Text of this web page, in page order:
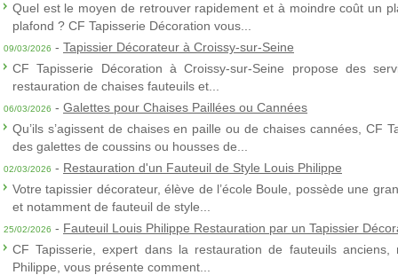
Quel est le moyen de retrouver rapidement et à moindre coût un
plafond ? CF Tapisserie Décoration vous...
09/03/2026 - Tapissier Décorateur à Croissy-sur-Seine
CF Tapisserie Décoration à Croissy-sur-Seine propose des
restauration de chaises fauteuils et...
06/03/2026 - Galettes pour Chaises Paillées ou Cannées
Qu’ils s’agissent de chaises en paille ou de chaises cannées, CF
des galettes de coussins ou housses de...
02/03/2026 - Restauration d'un Fauteuil de Style Louis Philippe
Votre tapissier décorateur, élève de l’école Boule, possède une
et notamment de fauteuil de style...
25/02/2026 - Fauteuil Louis Philippe Restauration par un Tapissier
CF Tapisserie, expert dans la restauration de fauteuils
Philippe, vous présente comment...